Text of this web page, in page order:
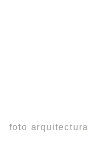
foto arquitectura